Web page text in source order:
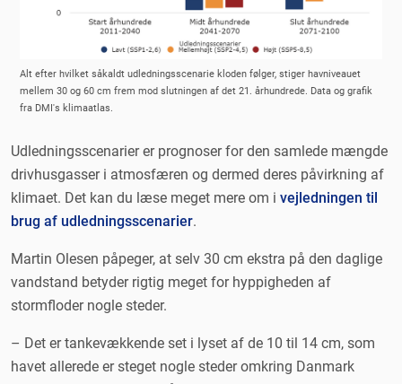
Alt efter hvilket såkaldt udledningsscenarie kloden følger, stiger havniveauet
mellem 30 og 60 cm frem mod slutningen af det 21. århundrede. Data og grafik
fra DMI's klimaatlas.
Udledningsscenarier er prognoser for den samlede mængde
drivhusgasser i atmosfæren og dermed deres påvirkning af
klimaet. Det kan du læse meget mere om i vejledningen til
brug af udledningsscenarier.
Martin Olesen påpeger, at selv 30 cm ekstra på den daglige
vandstand betyder rigtig meget for hyppigheden af
stormfloder nogle steder.
– Det er tankevækkende set i lyset af de 10 til 14 cm, som
havet allerede er steget nogle steder omkring Danmark